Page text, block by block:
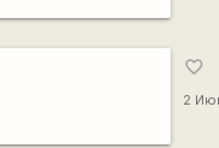
favorite_border
2